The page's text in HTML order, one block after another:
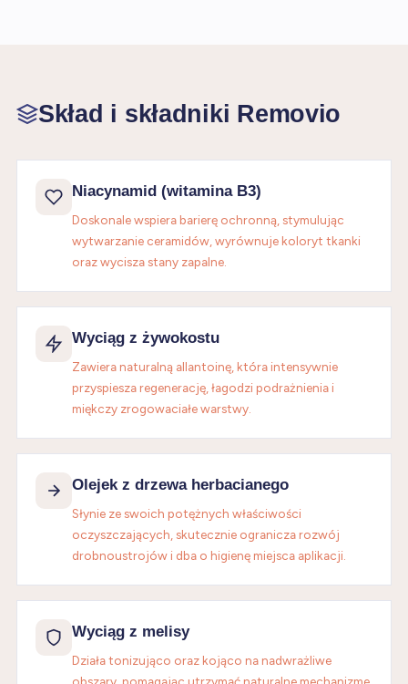
Skład i składniki Removio
Niacynamid (witamina B3)
Doskonale wspiera barierę ochronną, stymulując
wytwarzanie ceramidów, wyrównuje koloryt tkanki
oraz wycisza stany zapalne.
Wyciąg z żywokostu
Zawiera naturalną allantoinę, która intensywnie
przyspiesza regenerację, łagodzi podrażnienia i
miękczy zrogowaciałe warstwy.
Olejek z drzewa herbacianego
Słynie ze swoich potężnych właściwości
oczyszczających, skutecznie ogranicza rozwój
drobnoustrojów i dba o higienę miejsca aplikacji.
Wyciąg z melisy
Działa tonizująco oraz kojąco na nadwrażliwe